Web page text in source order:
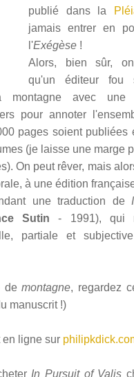
publié dans la
jamais entrer en
l'Exégèse !
Alors, bien sûr,
qu'un éditeur fou
montagne avec une
pour annoter
pages soient publiées
(je laisse une marge
On peut rêver, mais
à une édition
une traduction de
Sutin - 1991), qui
partiale et
demontagne, regardez
manuscrit !)
ligne sur
In Pursuit of Valis